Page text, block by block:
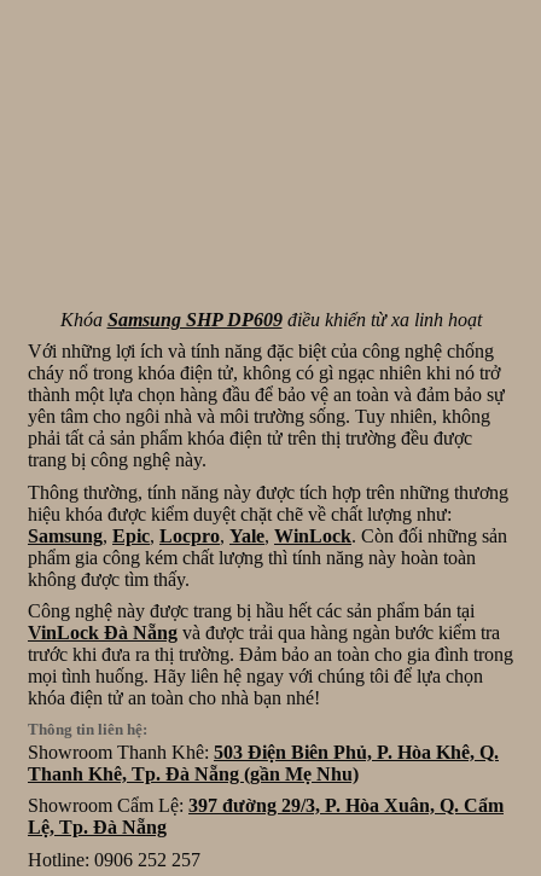
Khóa Samsung SHP DP609điều khiển từ xa linh hoạt
Với những lợi ích và tính năng đặc biệt của công nghệ chống
cháy nổ trong khóa điện tử, không có gì ngạc nhiên khi nó trở
thành một lựa chọn hàng đầu để bảo vệ an toàn và đảm bảo sự
yên tâm cho ngôi nhà và môi trường sống. Tuy nhiên, không
phải tất cả sản phẩm khóa điện tử trên thị trường đều được
trang bị công nghệ này.
Thông thường, tính năng này được tích hợp trên những thương
hiệu khóa được kiểm duyệt chặt chẽ về chất lượng như:
Samsung, Epic, Locpro, Yale, WinLock. Còn đối những sản
phẩm gia công kém chất lượng thì tính năng này hoàn toàn
không được tìm thấy.
Công nghệ này được trang bị hầu hết các sản phẩm bán tại
VinLock Đà Nẵng và được trải qua hàng ngàn bước kiểm tra
trước khi đưa ra thị trường. Đảm bảo an toàn cho gia đình trong
mọi tình huống. Hãy liên hệ ngay với chúng tôi để lựa chọn
khóa điện tử an toàn cho nhà bạn nhé!
Thông tin liên hệ:
Showroom Thanh Khê: 503 Điện Biên Phủ, P. Hòa Khê, Q.
Thanh Khê, Tp. Đà Nẵng (gần Mẹ Nhu)
Showroom Cẩm Lệ: 397 đường 29/3, P. Hòa Xuân, Q. Cẩm
Lệ, Tp. Đà Nẵng
Hotline: 0906 252 257